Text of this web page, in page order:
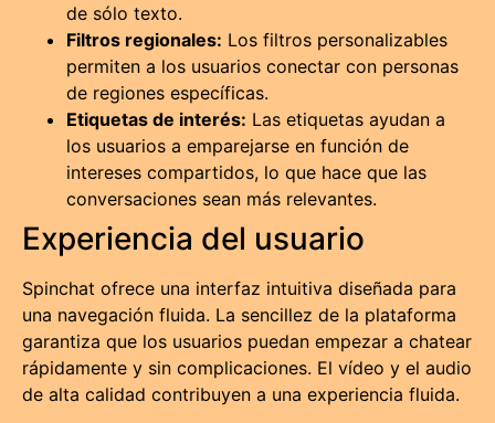
de sólo texto.
Filtros regionales: Los filtros personalizables
permiten a los usuarios conectar con personas
de regiones específicas.
Etiquetas de interés: Las etiquetas ayudan a
los usuarios a emparejarse en función de
intereses compartidos, lo que hace que las
conversaciones sean más relevantes.
Experiencia del usuario
Spinchat ofrece una interfaz intuitiva diseñada para
una navegación fluida. La sencillez de la plataforma
garantiza que los usuarios puedan empezar a chatear
rápidamente y sin complicaciones. El vídeo y el audio
de alta calidad contribuyen a una experiencia fluida.